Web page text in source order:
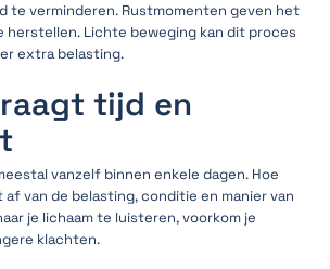
te verminderen. Rustmomenten geven het
herstellen. Lichte beweging kan dit proces
extra belasting.
tijd en
vanzelf binnen enkele dagen. Hoe
van de belasting, conditie en manier van
je lichaam te luisteren, voorkom je
klachten.